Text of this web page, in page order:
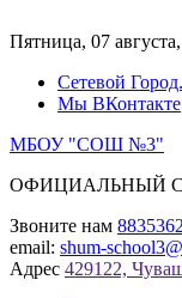
к
Пятница, 07
Сетевой
Мы ВКонтакте
МБОУ "СОШ №3"
ОФИЦИАЛЬНЫЙ
Звоните нам
email: shum-
Адрес 429122,